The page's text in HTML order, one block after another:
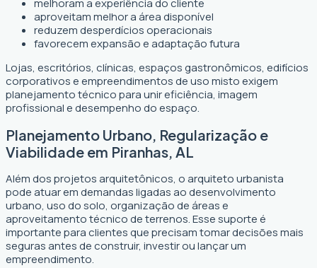
melhoram a experiência do cliente
aproveitam melhor a área disponível
reduzem desperdícios operacionais
favorecem expansão e adaptação futura
Lojas, escritórios, clínicas, espaços gastronômicos, edifícios
corporativos e empreendimentos de uso misto exigem
planejamento técnico para unir eficiência, imagem
profissional e desempenho do espaço.
Planejamento Urbano, Regularização e
Viabilidade em Piranhas, AL
Além dos projetos arquitetônicos, o arquiteto urbanista
pode atuar em demandas ligadas ao desenvolvimento
urbano, uso do solo, organização de áreas e
aproveitamento técnico de terrenos. Esse suporte é
importante para clientes que precisam tomar decisões mais
seguras antes de construir, investir ou lançar um
empreendimento.